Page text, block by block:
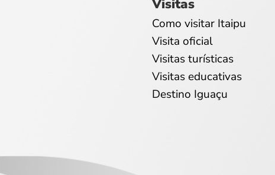
Visitas
Como visitar Itaipu
Visita oficial
Visitas turísticas
Visitas educativas
Destino Iguaçu